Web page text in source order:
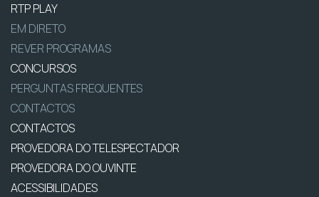
RTP PLAY
EM DIRETO
REVER PROGRAMAS
CONCURSOS
PERGUNTAS FREQUENTES
CONTACTOS
CONTACTOS
PROVEDORA DO TELESPECTADOR
PROVEDORA DO OUVINTE
ACESSIBILIDADES